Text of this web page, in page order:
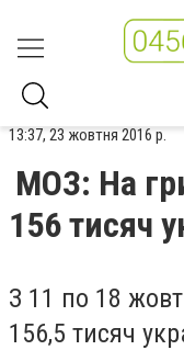
13:37, 23 жовтня 2016 р.
МОЗ: На
156 тисяч
З 11 по 18
156,5 тисяч